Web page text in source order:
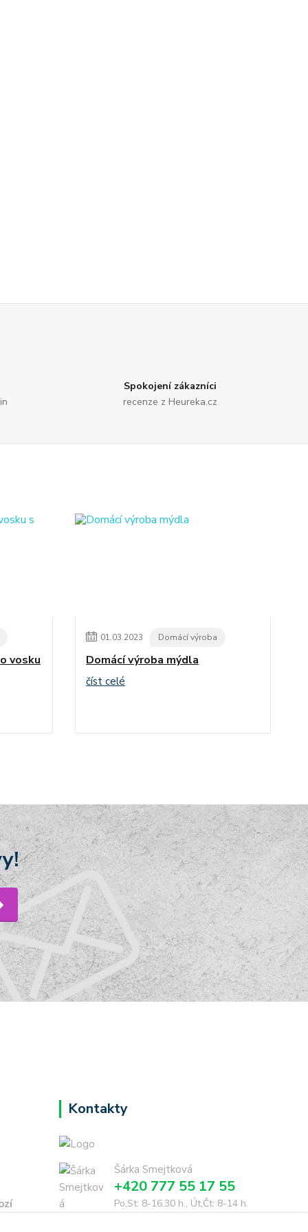
Spokojení zákazníci
recenze z Heureka.cz
vosku
01.03.2023 Domácí výroba
Domácí výroba mýdla
číst celé
Kontakty
Šárka Smejtková
+420 777 55 17 55
Po,St: 8-16.30 h., Út,Čt: 8-14 h.